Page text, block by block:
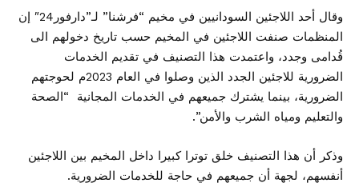
وقال أحد اللاجئين السودانيين في مخيم “فرشنا” لـ”دارفور24″ إن
المنظمات صنفت اللاجئين في المخيم حسب تاريخ دخولهم الى
قُدامى وجدد، واعتمدت هذا التصنيف في تقديم الخدمات
الضرورية للاجئين الجدد الذين وصلوا في العام 2023م لحوجتهم
الضرورية، بينما يشترك جميعهم في الخدمات المجانية “الصحة
والتعليم ومياه الشرب والأمن”.
وذكر أن هذا التصنيف خلق توترا كبيرا داخل المخيم بين اللاجئين
أنفسهم، لجهة أن جميعهم في حاجة للخدمات الضرورية.